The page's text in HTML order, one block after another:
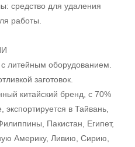
средство для удаления
работы.
литейным оборудованием.
заготовок.
китайский бренд, с 70%
в Тайвань,
Пакистан, Египет,
Америку, Ливию, Сирию,